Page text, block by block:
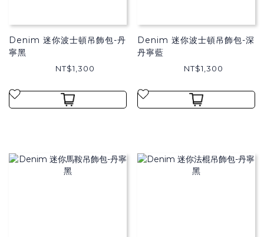
Denim 迷你波士頓吊飾包-丹
寧黑
NT$1,300
Denim 迷你波士頓吊飾包-深
丹寧藍
NT$1,300